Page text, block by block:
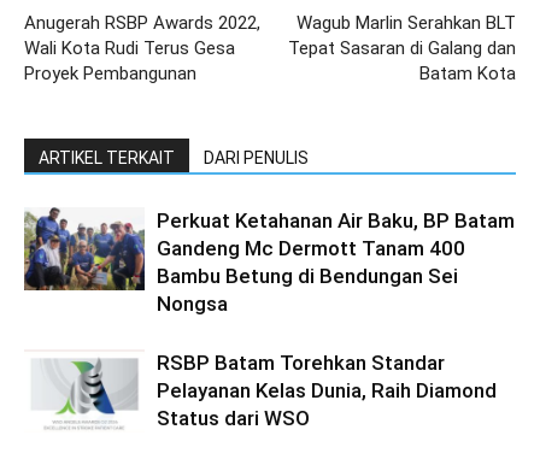
Anugerah RSBP Awards 2022,
Wali Kota Rudi Terus Gesa
Proyek Pembangunan
Wagub Marlin Serahkan BLT
Tepat Sasaran di Galang dan
Batam Kota
ARTIKEL TERKAIT DARI PENULIS
Perkuat Ketahanan Air Baku, BP Batam
Gandeng Mc Dermott Tanam 400
Bambu Betung di Bendungan Sei
Nongsa
RSBP Batam Torehkan Standar
Pelayanan Kelas Dunia, Raih Diamond
Status dari WSO